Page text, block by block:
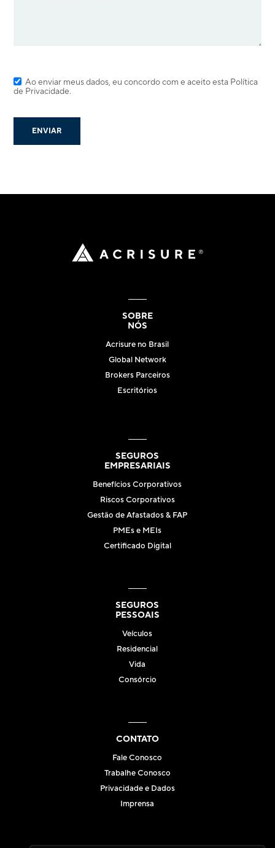
Ao enviar meus dados, eu concordo com e aceito esta Política
de Privacidade.
SOBRE
NÓS
Acrisure no Brasil
Global Network
Brokers Parceiros
Escritórios
SEGUROS
EMPRESARIAIS
Benefícios Corporativos
Riscos Corporativos
Gestão de Afastados & FAP
PMEs e MEIs
Certificado Digital
SEGUROS
PESSOAIS
Veículos
Residencial
Vida
Consórcio
CONTATO
Fale Conosco
Trabalhe Conosco
Privacidade e Dados
Imprensa